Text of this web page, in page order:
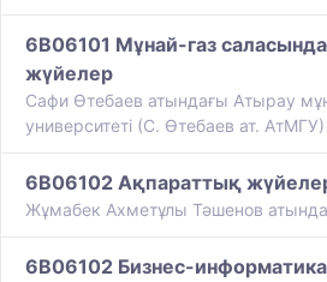
6B06101 Мұнай-газ
жүйелер
Сафи Өтебаев атындағы Атырау
университеті (С. Өтебаев ат. АтМГУ)
6B06102 Ақпараттық
Жұмабек Ахметұлы Тәшенов
6B06102 Бизнес-информатика